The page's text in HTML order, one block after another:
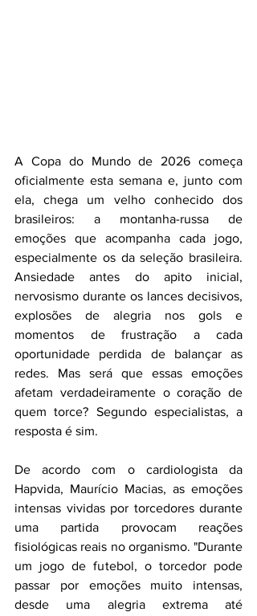
A Copa do Mundo de 2026 começa
oficialmente esta semana e, junto com
ela, chega um velho conhecido dos
brasileiros: a montanha-russa de
emoções que acompanha cada jogo,
especialmente os da seleção brasileira.
Ansiedade antes do apito inicial,
nervosismo durante os lances decisivos,
explosões de alegria nos gols e
momentos de frustração a cada
oportunidade perdida de balançar as
redes. Mas será que essas emoções
afetam verdadeiramente o coração de
quem torce? Segundo especialistas, a
resposta é sim.
De acordo com o cardiologista da
Hapvida, Maurício Macias, as emoções
intensas vividas por torcedores durante
uma partida provocam reações
fisiológicas reais no organismo. "Durante
um jogo de futebol, o torcedor pode
passar por emoções muito intensas,
desde uma alegria extrema até